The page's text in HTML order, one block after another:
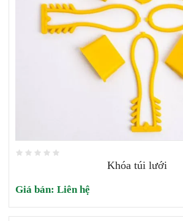
Khóa túi lưới
Giá bán: Liên hệ